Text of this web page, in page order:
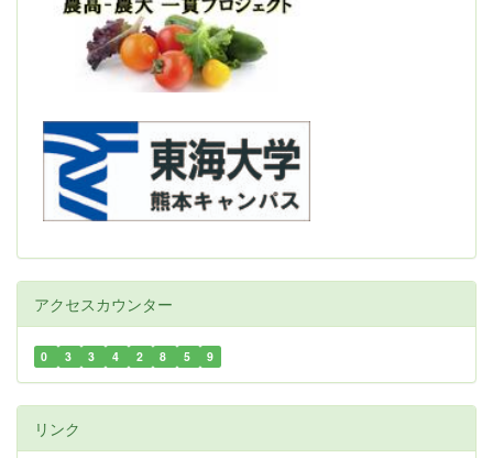
アクセスカウンター
0 3 3 4 2 8 5 9
リンク